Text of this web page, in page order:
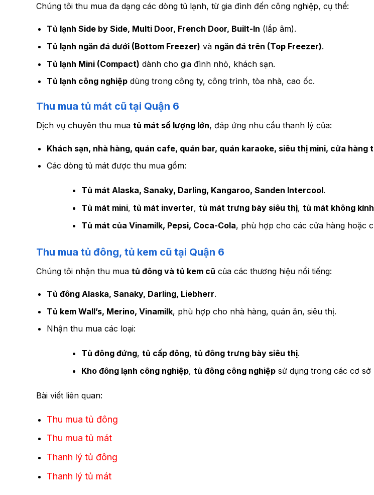
Chúng tôi thu mua đa dạng các dòng tủ lạnh, từ gia đình đến công nghiệp, cụ thể:
Tủ lạnh Side by Side, Multi Door, French Door, Built-In (lắp âm).
Tủ lạnh ngăn đá dưới (Bottom Freezer) và ngăn đá trên (Top Freezer).
Tủ lạnh Mini (Compact) dành cho gia đình nhỏ, khách sạn.
Tủ lạnh công nghiệpdùng trong công ty, công trình, tòa nhà, cao ốc.
Thu mua tủ mát cũ tại Quận 6
Dịch vụ chuyên thu mua tủ mát số lượng lớn, đáp ứng nhu cầu thanh lý của:
Khách sạn, nhà hàng, quán cafe, quán bar, quán karaoke, siêu thị mini, cửa hàng
Các dòng tủ mát được thu mua gồm:
Tủ mát Alaska, Sanaky, Darling, Kangaroo, Sanden Intercool.
Tủ mát mini, tủ mát inverter, tủ mát trưng bày siêu thị, tủ mát không kính
Tủ mát của Vinamilk, Pepsi, Coca-Cola, phù hợp cho các cửa hàng hoặc
Thu mua tủ đông, tủ kem cũ tại Quận 6
Chúng tôi nhận thu mua tủ đông và tủ kem cũ của các thương hiệu nổi tiếng:
Tủ đông Alaska, Sanaky, Darling, Liebherr.
Tủ kem Wall’s, Merino, Vinamilk, phù hợp cho nhà hàng, quán ăn, siêu thị.
Nhận thu mua các loại:
Tủ đông đứng, tủ cấp đông, tủ đông trưng bày siêu thị.
Kho đông lạnh công nghiệp, tủ đông công nghiệpsử dụng trong các cơ sở
Bài viết liên quan:
Thu mua tủ đông
Thu mua tủ mát
Thanh lý tủ đông
Thanh lý tủ mát